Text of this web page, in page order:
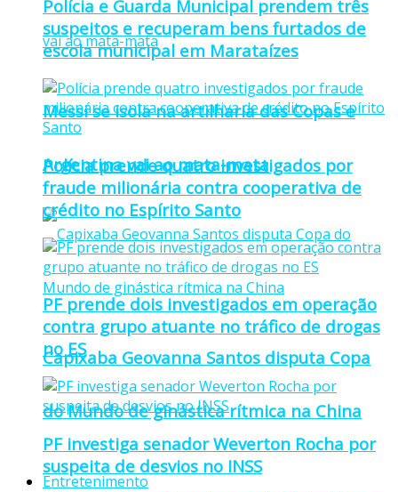
Messi se isola na artilharia das Copas e
Argentina vai ao mata-mata
Capixaba Geovanna Santos disputa Copa
do Mundo de ginástica rítmica na China
Entretenimento
Polícia e Guarda Municipal prendem três
suspeitos e recuperam bens furtados de
escola municipal em Marataízes
Polícia prende quatro investigados por
fraude milionária contra cooperativa de
crédito no Espírito Santo
PF prende dois investigados em operação
contra grupo atuante no tráfico de drogas
no ES
PF investiga senador Weverton Rocha por
suspeita de desvios no INSS